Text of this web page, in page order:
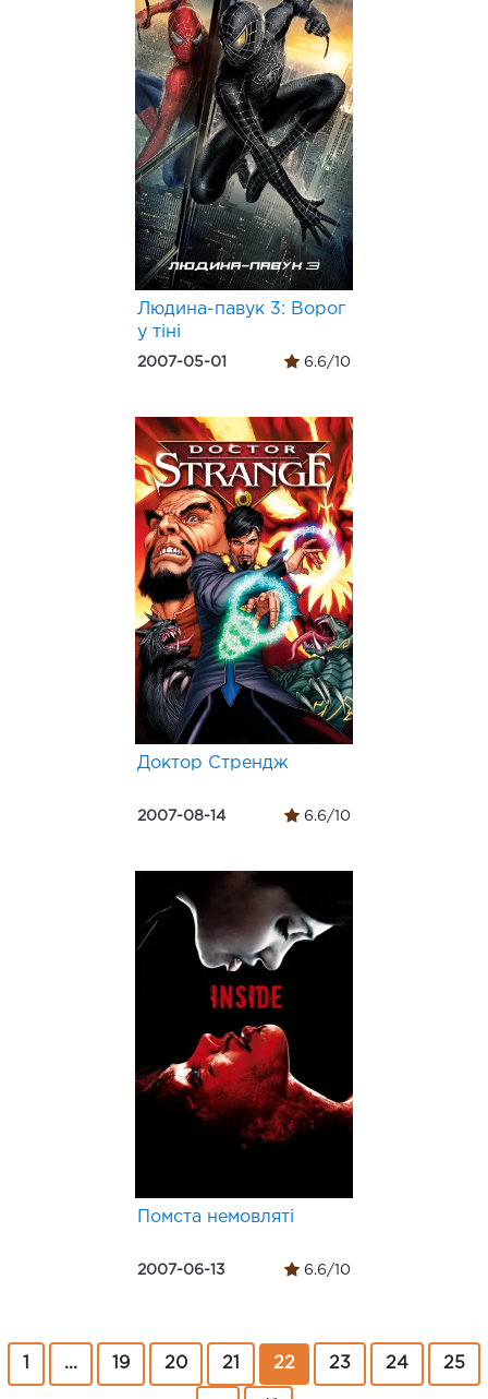
Людина-павук 3: Ворог
у тiнi
2007-05-01 6.6/10
Доктор Стрендж
2007-08-14 6.6/10
Помста немовляті
2007-06-13 6.6/10
... 19 20 21 22 23 24 25